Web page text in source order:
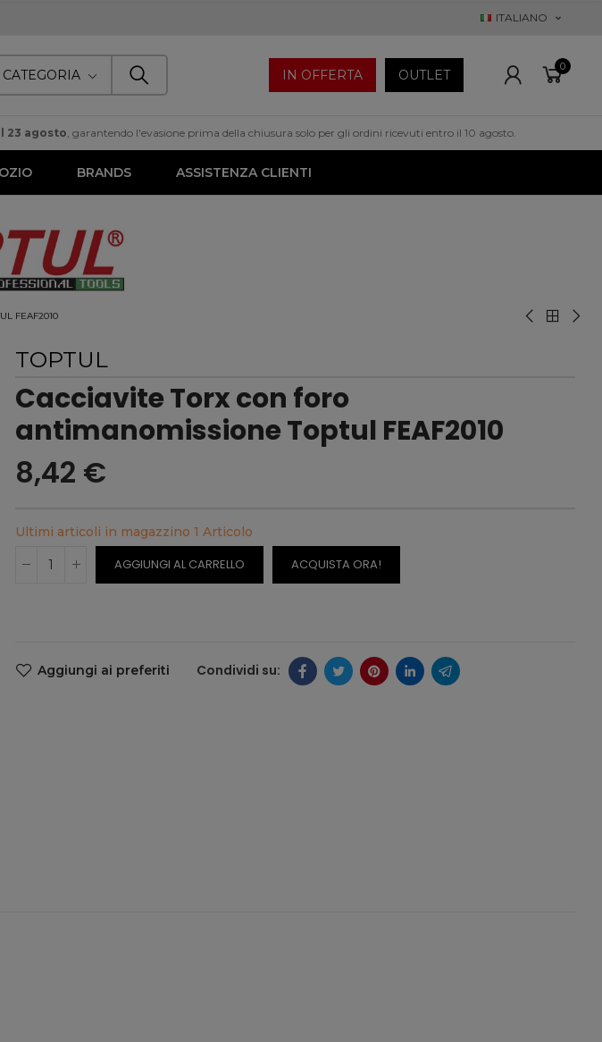
ITALIANO
CATEGORIA IN OFFERTA OUTLET
0
23 agosto , garantendo l'evasione prima della chiusura solo per gli ordini ricevuti entro il 10 agosto.
BRANDS ASSISTENZA CLIENTI
FEAF2010
TOPTUL
Cacciavite Torx con foro
antimanomissione Toptul FEAF2010
8,42 €
Ultimi articoli in magazzino 1 Articolo
AGGIUNGI AL CARRELLO ACQUISTA ORA!
Aggiungi ai preferiti